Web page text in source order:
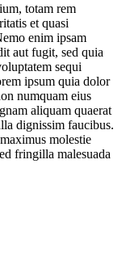
totam rem
et quasi
enim ipsam
aut fugit, sed quia
sequi
ipsum quia dolor
numquam eius
aliquam quaerat
dignissim faucibus.
molestie
fringilla malesuada